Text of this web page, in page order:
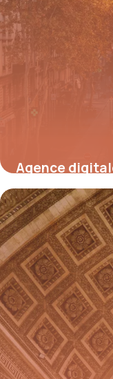
Agence
2026
11 juillet 2026